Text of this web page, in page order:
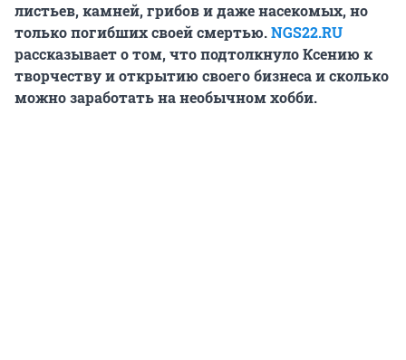
листьев, камней, грибов и даже насекомых, но
только погибших своей смертью.NGS22.RU
рассказывает о том, что подтолкнуло Ксению к
творчеству и открытию своего бизнеса и сколько
можно заработать на необычном хобби.